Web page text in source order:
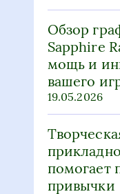
Обзор
Sapphire
мощь и
вашего
19.05.2026
помогает
привычки